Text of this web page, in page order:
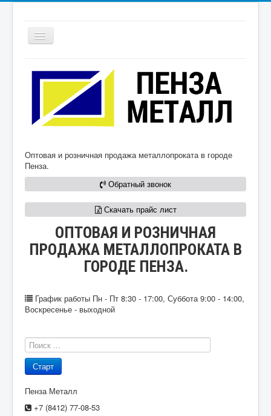
ПРОФИЛЬНАЯ ТРУБА КВАДРАТНАЯ
ПРОФИЛЬНАЯ ТРУБА ПРЯМОУГОЛЬНАЯ
ШВЕЛЛЕР
Оптовая и розничная продажа металлопроката в городе
Пенза.
Обратный звонок
Скачать прайс лист
Ваш телефон:
Закрыть
ОПТОВАЯ И РОЗНИЧНАЯ
ПРОДАЖА МЕТАЛЛОПРОКАТА В
ГОРОДЕ ПЕНЗА.
График работы Пн - Пт 8:30 - 17:00, Суббота 9:00 - 14:00,
Воскресенье - выходной
Пенза Металл
+7 (8412) 77-08-53